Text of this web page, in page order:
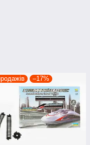
–17%